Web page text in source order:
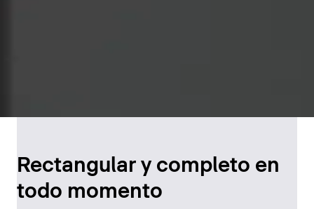
Rectangular y completo en
todo momento